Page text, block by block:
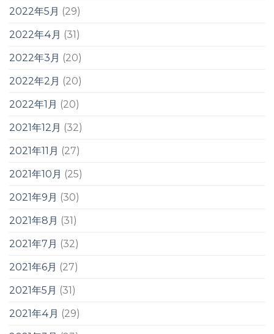
2022年5月 (29)
2022年4月 (31)
2022年3月 (20)
2022年2月 (20)
2022年1月 (20)
2021年12月 (32)
2021年11月 (27)
2021年10月 (25)
2021年9月 (30)
2021年8月 (31)
2021年7月 (32)
2021年6月 (27)
2021年5月 (31)
2021年4月 (29)